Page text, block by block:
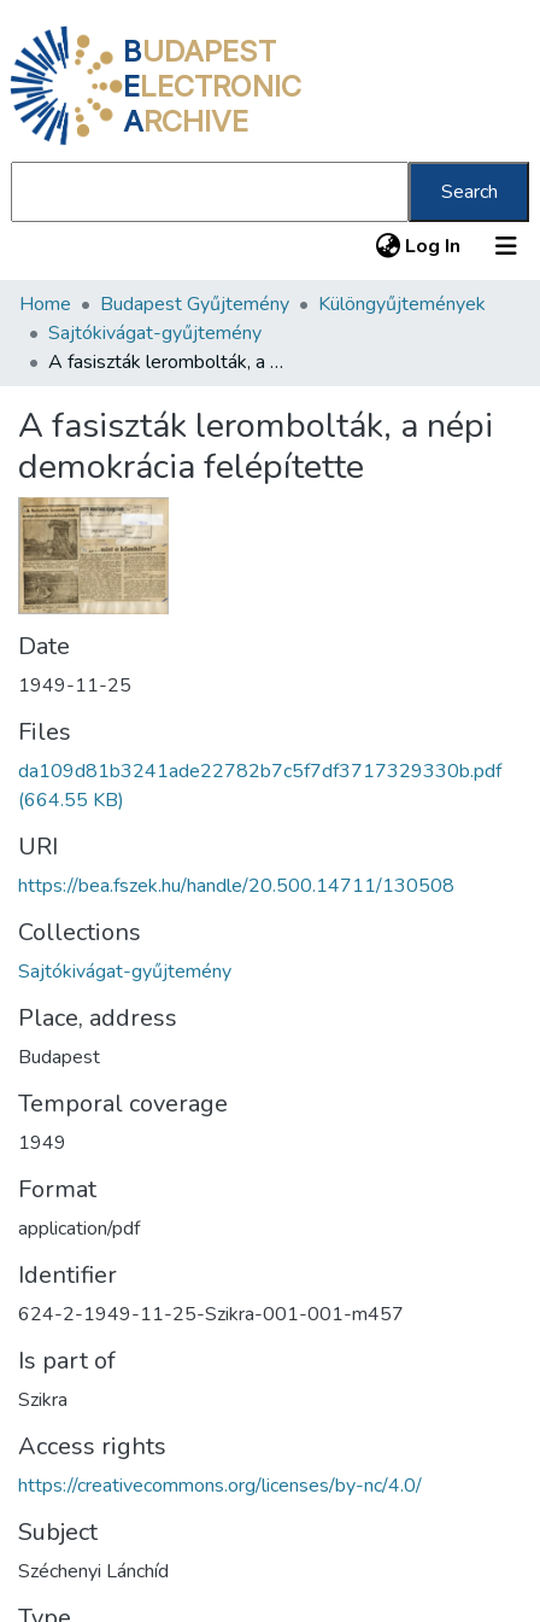
BUDAPEST
ELECTRONIC
ARCHIVE
Search
Log In (current)
Communities & Collections
All of DSpace
About us
Home Budapest Gyűjtemény
Különgyűjtemények
Sajtókivágat-gyűjtemény
A fasiszták lerombolták, a népi demokrácia felépítette
A fasiszták lerombolták, a népi
demokrácia felépítette
Date
1949-11-25
Files
da109d81b3241ade22782b7c5f7df3717329330b.pdf
(664.55 KB)
URI
https://bea.fszek.hu/handle/20.500.14711/130508
Collections
Sajtókivágat-gyűjtemény
Place, address
Budapest
Temporal coverage
1949
Format
application/pdf
Identifier
624-2-1949-11-25-Szikra-001-001-m457
Is part of
Szikra
Access rights
https://creativecommons.org/licenses/by-nc/4.0/
Subject
Széchenyi Lánchíd